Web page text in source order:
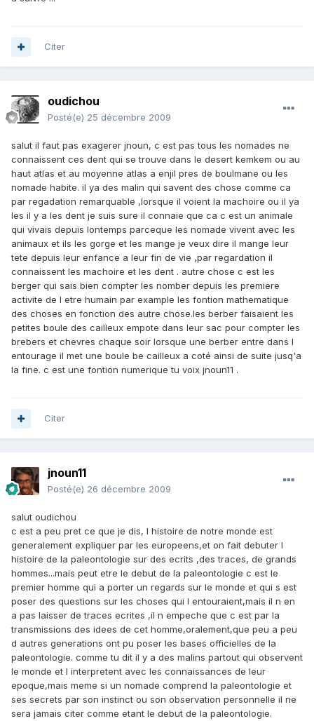
Citer
oudichou
Posté(e) 25 décembre 2009
salut il faut pas exagerer jnoun, c est pas tous les nomades ne
connaissent ces dent qui se trouve dans le desert kemkem ou au
haut atlas et au moyenne atlas a enjil pres de boulmane ou les
nomade habite. il ya des malin qui savent des chose comme ca
par regadation remarquable ,lorsque il voient la machoire ou il ya
les il y a les dent je suis sure il connaie que ca c est un animale
qui vivais depuis lontemps parceque les nomade vivent avec les
animaux et ils les gorge et les mange je veux dire il mange leur
tete depuis leur enfance a leur fin de vie ,par regardation il
connaissent les machoire et les dent . autre chose c est les
berger qui sais bien compter les nomber depuis les premiere
activite de l etre humain par example les fontion mathematique
des choses en fonction des autre chose.les berber faisaient les
petites boule des cailleux empote dans leur sac pour compter les
brebers et chevres chaque soir lorsque une berber entre dans l
entourage il met une boule be cailleux a coté ainsi de suite jusq'a
la fine. c est une fontion numerique tu voix jnoun11 .
Citer
jnoun11
Posté(e) 26 décembre 2009
salut oudichou
c est a peu pret ce que je dis, l histoire de notre monde est
generalement expliquer par les europeens,et on fait debuter l
histoire de la paleontologie sur des ecrits ,des traces, de grands
hommes...mais peut etre le debut de la paleontologie c est le
premier homme qui a porter un regards sur le monde et qui s est
poser des questions sur les choses qui l entouraient,mais il n en
a pas laisser de traces ecrites ,il n empeche que c est par la
transmissions des idees de cet homme,oralement,que peu a peu
d autres generations ont pu poser les bases officielles de la
paleontologie. comme tu dit il y a des malins partout qui observent
le monde et l interpretent avec les connaissances de leur
epoque,mais meme si un nomade comprend la paleontologie et
ses secrets par son instinct ou son observation personnelle il ne
sera jamais citer comme etant le debut de la paleontologie.